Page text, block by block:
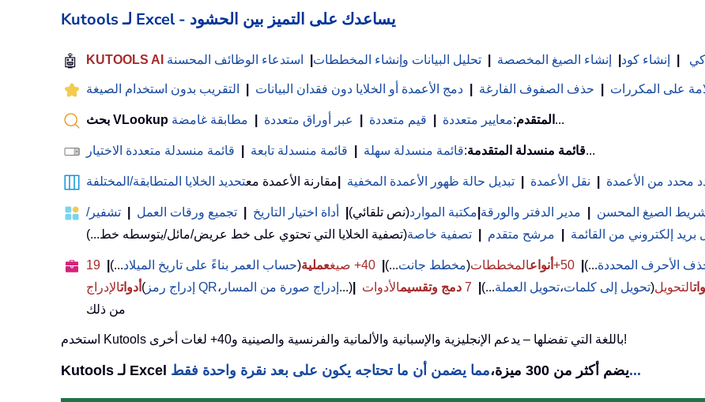
Kutools لـ Excel - يساعدك على التميز بين الحشود
🤖 إنشاء كود إنشاء الصيغ المخصصة تحليل البيانات وإنشاء المخططات استدعاء الوظائف المحسنة
على المكررات حذف الصفوف الفارغة دمج الأعمدة أو الخلايا دون فقدان البيانات التقريب بدون استخدام الصيغة
بحث VLookup المتقدم:معايير متعددة قيم متعددة عبر أوراق متعددة مطابقة غامضة ...
قائمة منسدلة المتقدمة:قائمة منسدلة سهلة قائمة منسدلة تابعة قائمة منسدلة متعددة الاختيار ...
محدد من الأعمدة نقل الأعمدة تبديل حالة ظهور الأعمدة المخفية مقارنة الأعمدة معتحديد الخلايا المتطابقة/المختلفة
الصيغ المحسن مدير الدفتر والورقة مكتبة الموارد(نص تلقائي) أداة اختيار التاريخ تجميع ورقات العمل
تشفير/
بريد إلكتروني من القائمة مرشح متقدم تصفية خاصة
الأحرف المحددة...)
50+ أنواعالمخططات(مخطط جانت...) 40+ صيغ عملية(حساب العمر بناءً على تاريخ الميلاد...)
19
أدواتالإدراج ( إدراج رمز QR، إدراج صورة من المسار ...) التحويل(تحويل إلى كلمات،تحويل العملة...)
7 دمج وتقسيمالأدوات
من ذلك
استخدم Kutools باللغة التي تفضلها – يدعم الإنجليزية والإسبانية والألمانية والفرنسية والصينية و40+ لغات أخرى!
Kutools لـ Excel يضم أكثر من 300 ميزة،مما يضمن أن ما تحتاجه يكون على بعد نقرة واحدة فقط...